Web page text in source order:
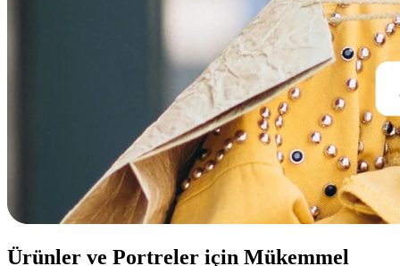
Ürünler ve Portreler için Mükemmel